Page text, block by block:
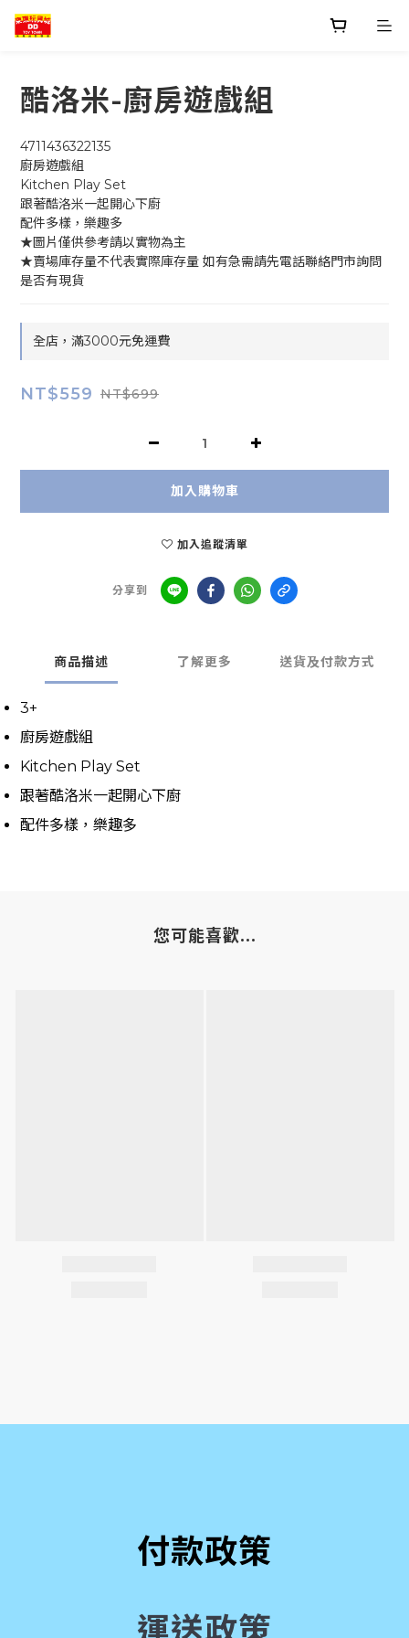
酷洛米-廚房遊戲組
4711436322135
廚房遊戲組
Kitchen Play Set
跟著酷洛米一起開心下廚
配件多樣，樂趣多
★圖片僅供參考請以實物為主
★賣場庫存量不代表實際庫存量 如有急需請先電話聯絡門市詢問
是否有現貨
全店，滿3000元免運費
NT$559 NT$699
加入購物車
加入追蹤清單
分享到
商品描述 了解更多 送貨及付款方式
3+
廚房遊戲組
Kitchen Play Set
跟著酷洛米一起開心下廚
配件多樣，樂趣多
您可能喜歡...
付款政策
運送政策